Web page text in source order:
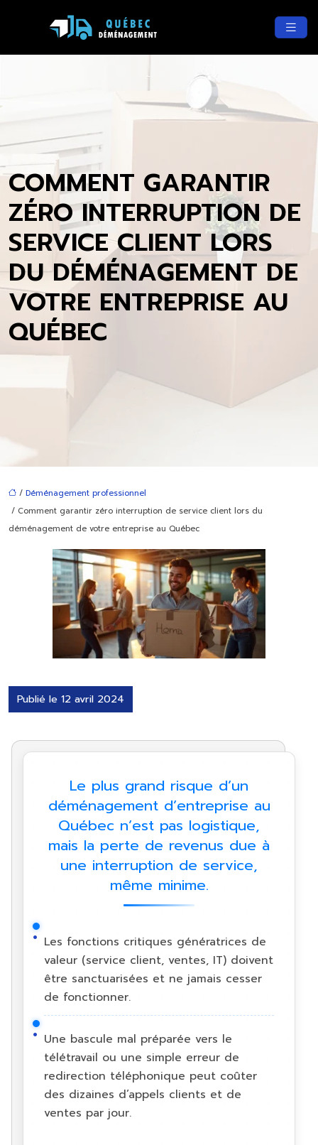
COMMENT GARANTIR
ZÉRO INTERRUPTION DE
SERVICE CLIENT LORS
DU DÉMÉNAGEMENT DE
VOTRE ENTREPRISE AU
QUÉBEC
/ Déménagement professionnel
/ Comment garantir zéro interruption de service client lors du
déménagement de votre entreprise au Québec
Publié le 12 avril 2024
Le plus grand risque d’un
déménagement d’entreprise au
Québec n’est pas logistique,
mais la perte de revenus due à
une interruption de service,
même minime.
Les fonctions critiques génératrices de
valeur (service client, ventes, IT) doivent
être sanctuarisées et ne jamais cesser
de fonctionner.
Une bascule mal préparée vers le
télétravail ou une simple erreur de
redirection téléphonique peut coûter
des dizaines d’appels clients et de
ventes par jour.